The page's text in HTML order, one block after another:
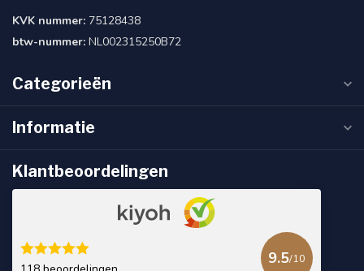
KVK nummer: 75128438
btw-nummer: NL002315250B72
Categorieën
Informatie
Klantbeoordelingen
9.5/10